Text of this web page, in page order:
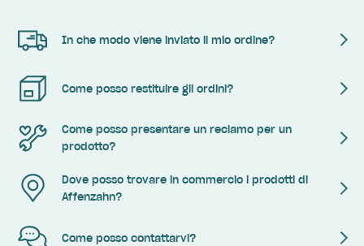
In che modo viene inviato il mio ordine?
Come posso restituire gli ordini?
Come posso presentare un reclamo per un
prodotto?
Dove posso trovare in commercio i prodotti di
Affenzahn?
Come posso contattarvi?